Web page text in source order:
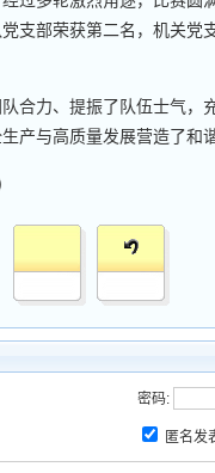
支部荣获第二名，机关党
力、提振了队伍士气，
产与高质量发展营造了和
密码:
匿名发